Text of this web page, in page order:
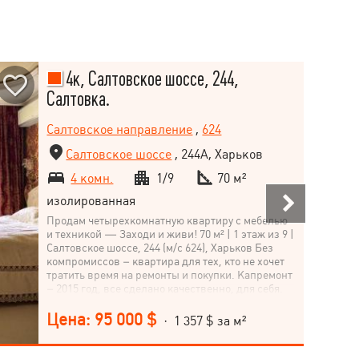
4к, Салтовское шоссе, 244,
Салтовка.
Салтовское направление , 624
Салтовское шоссе , 244А, Харьков
4 комн.
1/9
70 м²
изолированная
Продам четырехкомнатную квартиру с мебелью
и техникой — Заходи и живи! 70 м² | 1 этаж из 9 |
Салтовское шоссе, 244 (м/с 624), Харьков Без
компромиссов – квартира для тех, кто не хочет
тратить время на ремонты и покупки. Капремонт
– 2015 год, все сделано качественно, для себя.
бытовая техника Ванна Ravak с гидро- и
аэромассажем Сигнализация: на окна + общая
Бронированная дверь «Коммунар», домофон с
Цена: 95 000 $ · 1 357 $ за м²